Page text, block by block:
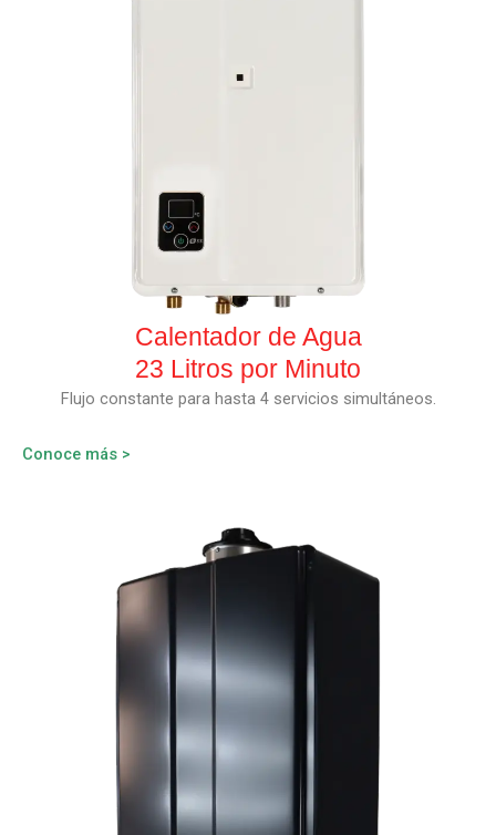
Calentador de Agua
23 Litros por Minuto
Flujo constante para hasta 4 servicios simultáneos.
Conoce más >